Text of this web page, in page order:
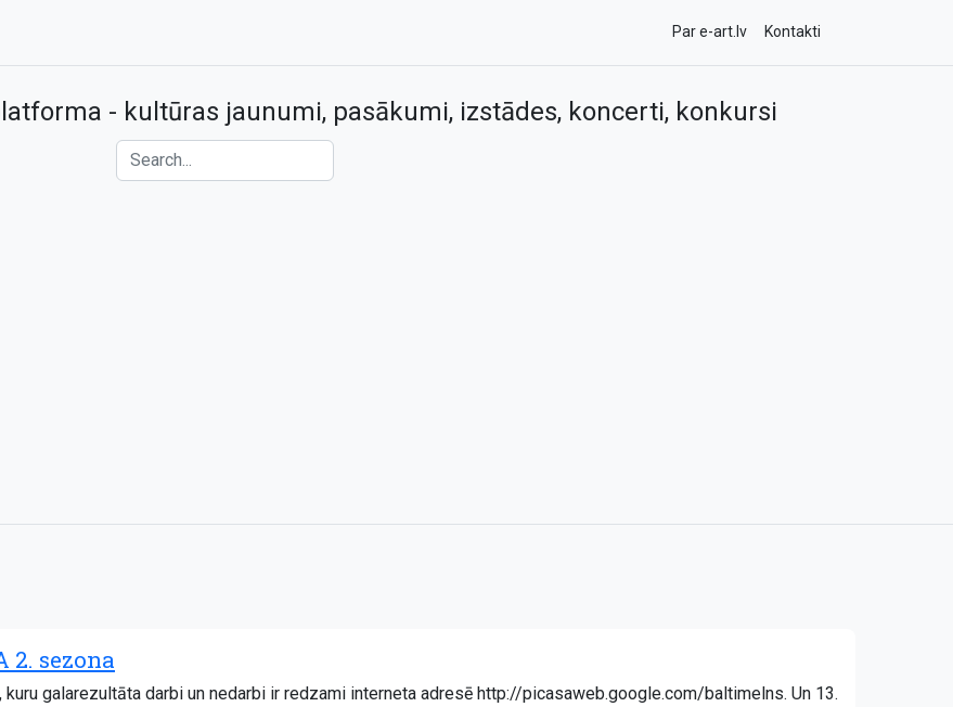
Par e-art.lv Kontakti
- kultūras jaunumi, pasākumi, izstādes, koncerti, konkursi
2. sezona
galarezultāta darbi un nedarbi ir redzami interneta adresē http://picasaweb.google.com/baltimelns. Un 13.